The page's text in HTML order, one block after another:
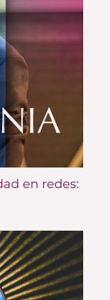
en redes: